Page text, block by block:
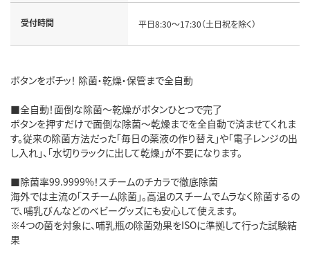
受付時間 平日8:30～17:30（土日祝を除く）
ボタンをポチッ！ 除菌・乾燥・保管まで全自動
■全自動！面倒な除菌～乾燥がボタンひとつで完了
ボタンを押すだけで面倒な除菌～乾燥までを全自動で済ませてくれま
す。従来の除菌方法だった「毎日の薬液の作り替え」や「電子レンジの出
し入れ」、「水切りラックに出して乾燥」が不要になります。
■除菌率99.9999%！スチームのチカラで徹底除菌
海外では主流の「スチーム除菌」。高温のスチームでムラなく除菌するの
で、哺乳びんなどのベビーグッズにも安心して使えます。
※4つの菌を対象に、哺乳瓶の除菌効果をISOに準拠して行った試験結
果